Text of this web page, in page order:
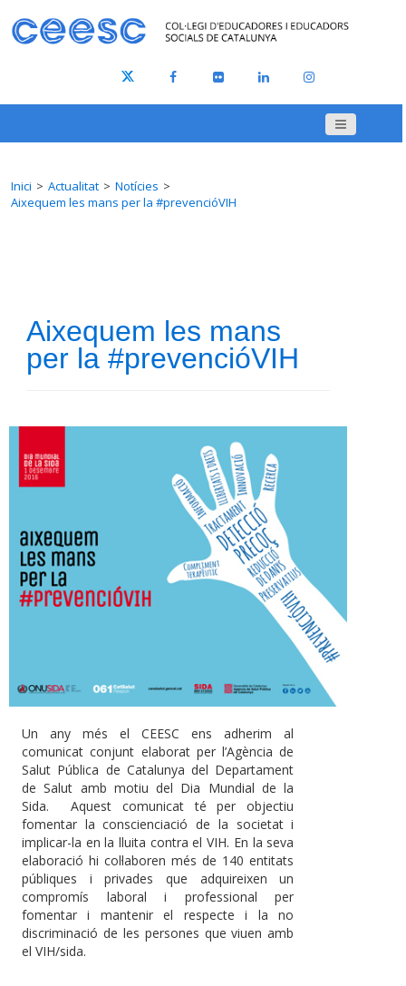
Inici Actualitat
Notícies
Aixequem les mans per la #prevencióVIH
Aixequem les mans
per la #prevencióVIH
Un any més el CEESC ens adherim al
comunicat conjunt elaborat per l’Agència de
Salut Pública de Catalunya del Departament
de Salut amb motiu del Dia Mundial de la
Sida. Aquest comunicat té per objectiu
fomentar la conscienciació de la societat i
implicar-la en la lluita contra el VIH. En la seva
elaboració hi col·laboren més de 140 entitats
públiques i privades que adquireixen un
compromís laboral i professional per
fomentar i mantenir el respecte i la no
discriminació de les persones que viuen amb
el VIH/sida.